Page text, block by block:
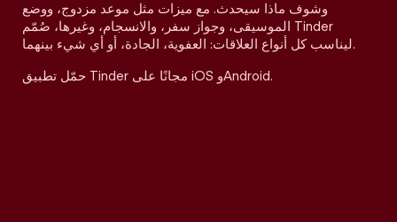
وشوف ماذا سيحدث. مع ميزات مثل موعد مزدوج، ووضع
الموسيقى، وجواز سفر، والانسجام، وغيرها، صُمّم Tinder
ليناسب كل أنواع العلاقات: العفوية، الجادة، أو أي شيء بينهما.
حمّل تطبيق Tinder مجانًا على iOS وAndroid.